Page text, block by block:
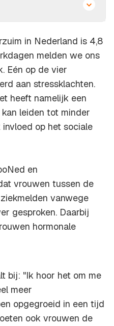
in Nederland is 4,8
melden we ons
Eén op de vier
aan stressklachten.
heeft namelijk een
leiden tot minder
op het sociale
en
vrouwen tussen de
vanwege
gesproken. Daarbij
hormonale
bij: "Ik hoor het om me
meer
opgegroeid in een tijd
ook vrouwen de